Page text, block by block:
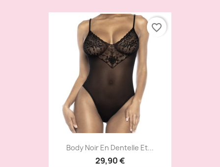
Body Noir En Dentelle Et...
29,90 €
favorite_border